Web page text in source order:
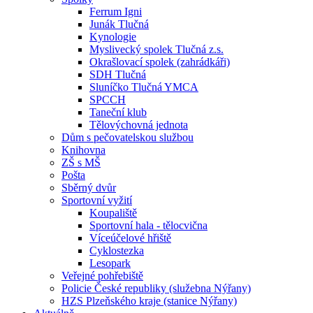
Ferrum Igni
Junák Tlučná
Kynologie
Myslivecký spolek Tlučná z.s.
Okrašlovací spolek (zahrádkáři)
SDH Tlučná
Sluníčko Tlučná YMCA
SPCCH
Taneční klub
Tělovýchovná jednota
Dům s pečovatelskou službou
Knihovna
ZŠ s MŠ
Pošta
Sběrný dvůr
Sportovní vyžití
Koupaliště
Sportovní hala - tělocvična
Víceúčelové hřiště
Cyklostezka
Lesopark
Veřejné pohřebiště
Policie České republiky (služebna Nýřany)
HZS Plzeňského kraje (stanice Nýřany)